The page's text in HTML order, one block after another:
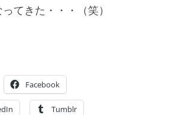
てきた・・・（笑）
Facebook
Tumblr